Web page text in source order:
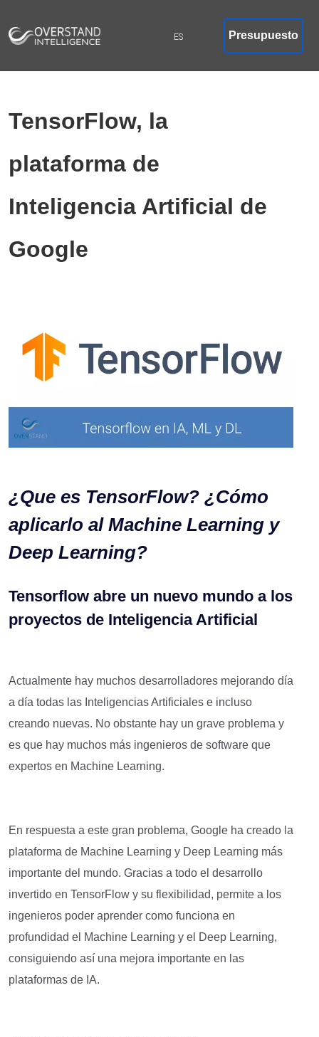
Presupuesto
TensorFlow, la
plataforma de
Inteligencia Artificial de
Google
¿Que es TensorFlow? ¿Cómo
aplicarlo al Machine Learning y
Deep Learning?
Tensorflow abre un nuevo mundo a los
proyectos de Inteligencia Artificial
Actualmente hay muchos desarrolladores mejorando día
a día todas las Inteligencias Artificiales e incluso
creando nuevas. No obstante hay un grave problema y
es que hay muchos más ingenieros de software que
expertos en Machine Learning.
En respuesta a este gran problema, Google ha creado la
plataforma de Machine Learning y Deep Learning más
importante del mundo. Gracias a todo el desarrollo
invertido en TensorFlow y su flexibilidad, permite a los
ingenieros poder aprender como funciona en
profundidad el Machine Learning y el Deep Learning,
consiguiendo así una mejora importante en las
plataformas de IA.